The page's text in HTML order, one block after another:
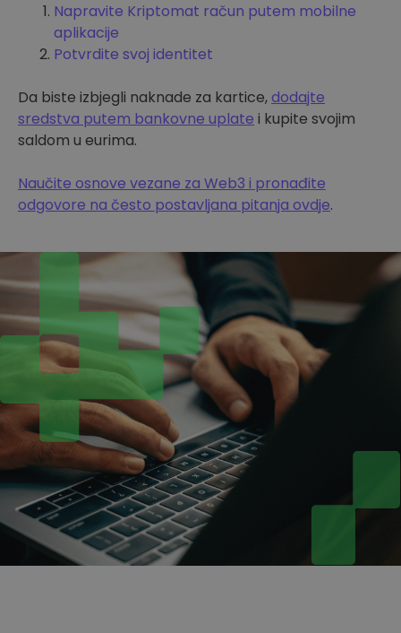
Napravite Kriptomat račun putem mobilne
aplikacije
Potvrdite svoj identitet
Da biste izbjegli naknade za kartice,dodajte
sredstva putem bankovne uplate i kupite svojim
saldom u eurima.
Naučite osnove vezane za Web3 i pronađite
odgovore na često postavljana pitanja ovdje.